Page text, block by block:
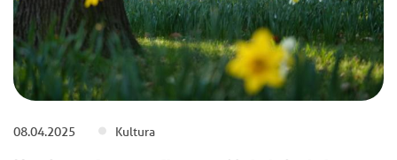
08.04.2025 Kultura